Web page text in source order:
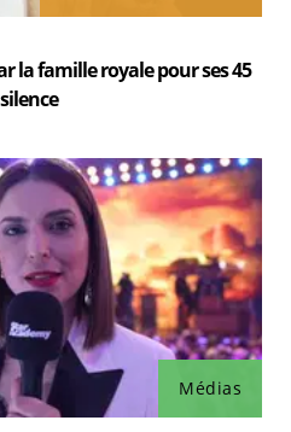
la famille royale pour ses 45
Médias